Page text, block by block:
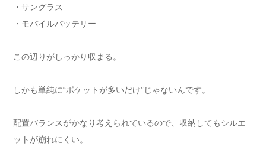
・サングラス
・モバイルバッテリー
この辺りがしっかり収まる。
しかも単純に“ポケットが多いだけ”じゃないんです。
配置バランスがかなり考えられているので、収納してもシルエ
ットが崩れにくい。